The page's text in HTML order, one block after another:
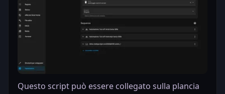
Questo script può essere collegato sulla plancia